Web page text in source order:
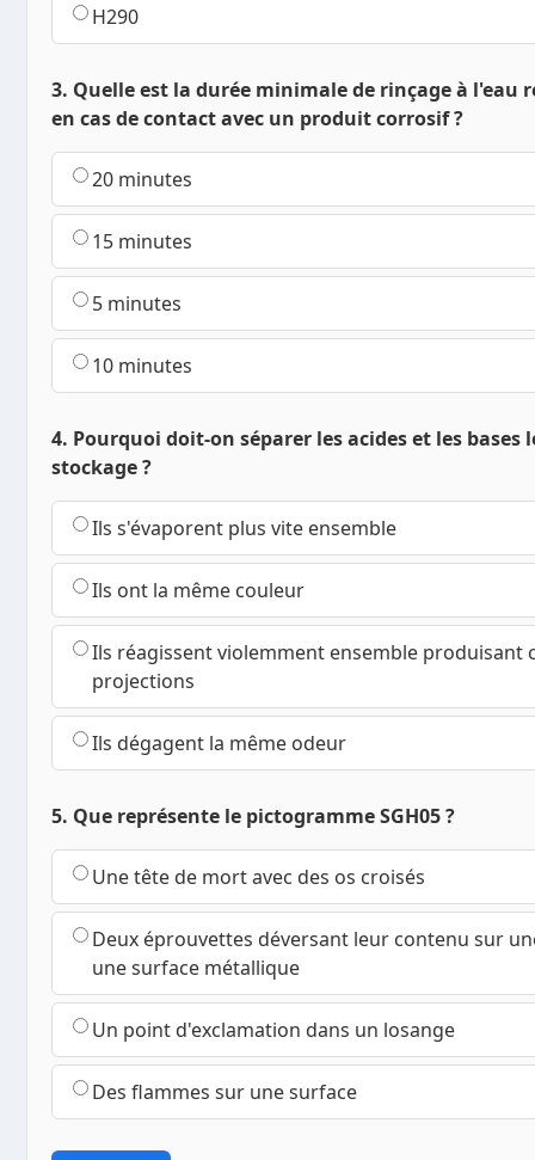
H290
3. Quelle est la durée minimale de rinçage à l'eau
en cas de contact avec un produit corrosif ?
20 minutes
15 minutes
5 minutes
10 minutes
4. Pourquoi doit-on séparer les acides et les bases
stockage ?
Ils s'évaporent plus vite ensemble
Ils ont la même couleur
Ils réagissent violemment ensemble produisant
projections
Ils dégagent la même odeur
5. Que représente le pictogramme SGH05 ?
Une tête de mort avec des os croisés
Deux éprouvettes déversant leur contenu sur
une surface métallique
Un point d'exclamation dans un losange
Des flammes sur une surface